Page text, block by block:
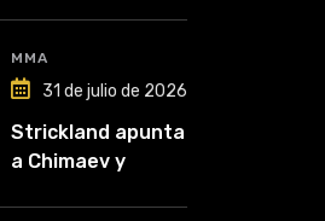
lo perdió todo”
MMA
31 de julio de 2026
Strickland apunta
a Chimaev y